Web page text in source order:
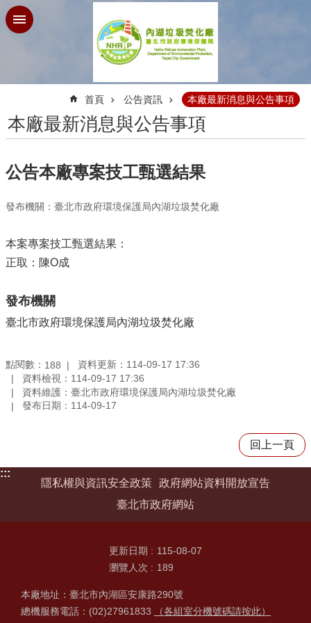
跳到主要內容區塊
首頁 公告資訊 本廠最新消息與公告事項
本廠最新消息與公告事項
公告本廠專案技工甄選結果
發布機關：臺北市政府環境保護局內湖垃圾焚化廠
本案專案技工甄選結果：
正取：陳O成
發布機關
臺北市政府環境保護局內湖垃圾焚化廠
點閱數： 188
資料更新：114-09-17 17:36
資料檢視：114-09-17 17:36
資料維護：臺北市政府環境保護局內湖垃圾焚化廠
發布日期：114-09-17
回上一頁
:::
隱私權與資訊安全政策 政府網站資料開放宣告
臺北市政府網站
更新日期
115-08-07
瀏覽人次
189
本廠地址：臺北市內湖區安康路290號
總機服務電話：(02)27961833
（各組室分機號碼請按此）